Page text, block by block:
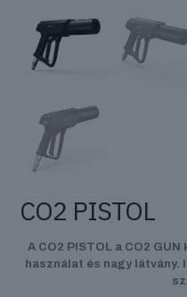
CO2 PISTOL
A CO2 PISTOL a CO2
használat és nagy látvány.